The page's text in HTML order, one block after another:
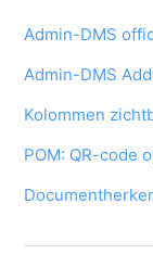
Admin-DMS
Admin-DMS
Kolommen
POM: QR-code